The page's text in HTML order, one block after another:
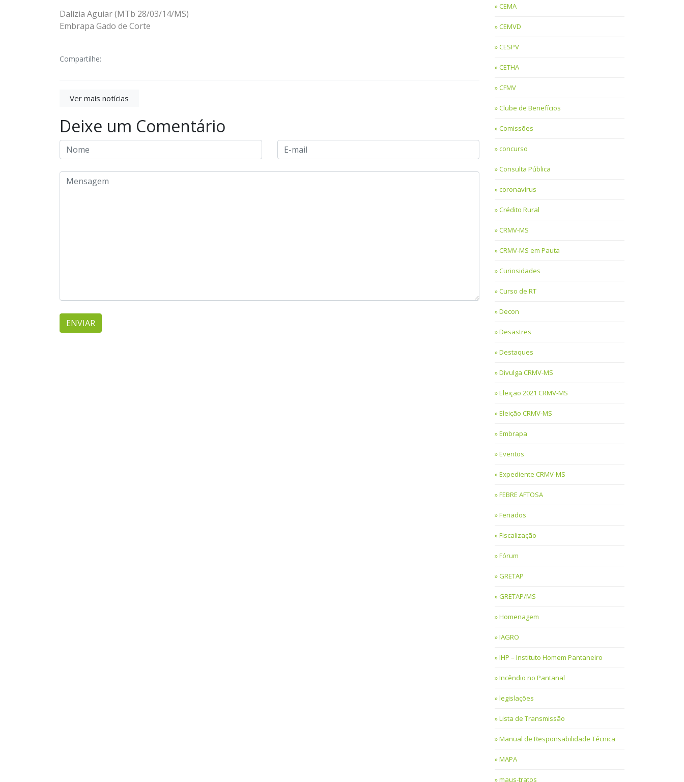
Dalízia Aguiar(MTb 28/03/14/MS)
Embrapa Gado de Corte
Compartilhe:
Ver mais notícias
Deixe um Comentário
CEMA
CEMVD
CESPV
CETHA
CFMV
Clube de Benefícios
Comissões
concurso
Consulta Pública
coronavírus
Crédito Rural
CRMV-MS
CRMV-MS em Pauta
Curiosidades
Curso de RT
Decon
Desastres
Destaques
Divulga CRMV-MS
Eleição 2021 CRMV-MS
Eleição CRMV-MS
Embrapa
Eventos
Expediente CRMV-MS
FEBRE AFTOSA
Feriados
Fiscalização
Fórum
GRETAP
GRETAP/MS
Homenagem
IAGRO
IHP – Instituto Homem Pantaneiro
Incêndio no Pantanal
legislações
Lista de Transmissão
Manual de Responsabilidade Técnica
MAPA
maus-tratos